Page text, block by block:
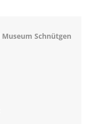
Schnütgen